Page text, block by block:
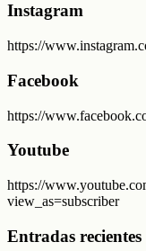
Instagram
https://
Facebook
https://
Youtube
https://
view_as=subscriber
Entradas recientes